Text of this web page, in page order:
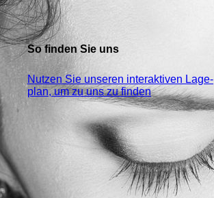
So finden Sie uns
Nutzen Sie unseren interaktiven La­ge­
plan, um zu uns zu finden